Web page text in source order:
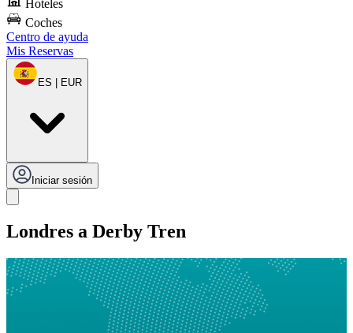
Hoteles
Coches
Centro de ayuda
Mis Reservas
ES | EUR
Iniciar sesión
Londres a Derby Tren